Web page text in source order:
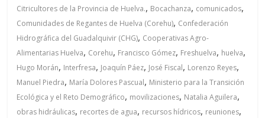
Citricultores de la Provincia de Huelva., Bocachanza, comunicados,
Comunidades de Regantes de Huelva (Corehu), Confederación
Hidrográfica del Guadalquivir (CHG), Cooperativas Agro-
Alimentarias Huelva, Corehu, Francisco Gómez, Freshuelva, huelva,
Hugo Morán, Interfresa, Joaquín Páez, José Fiscal, Lorenzo Reyes,
Manuel Piedra, María Dolores Pascual, Ministerio para la Transición
Ecológica y el Reto Demográfico, movilizaciones, Natalia Aguilera,
obras hidráulicas, recortes de agua, recursos hídricos, reuniones,